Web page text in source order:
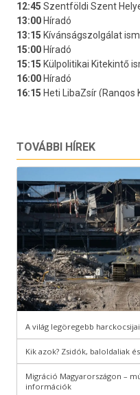
TOVÁBBI HÍREK